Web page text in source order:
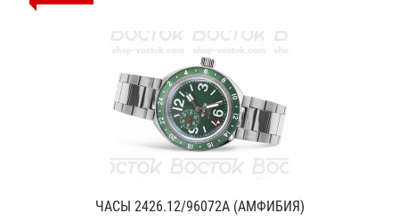
ЧАСЫ 2426.12/96072A (АМФИБИЯ)